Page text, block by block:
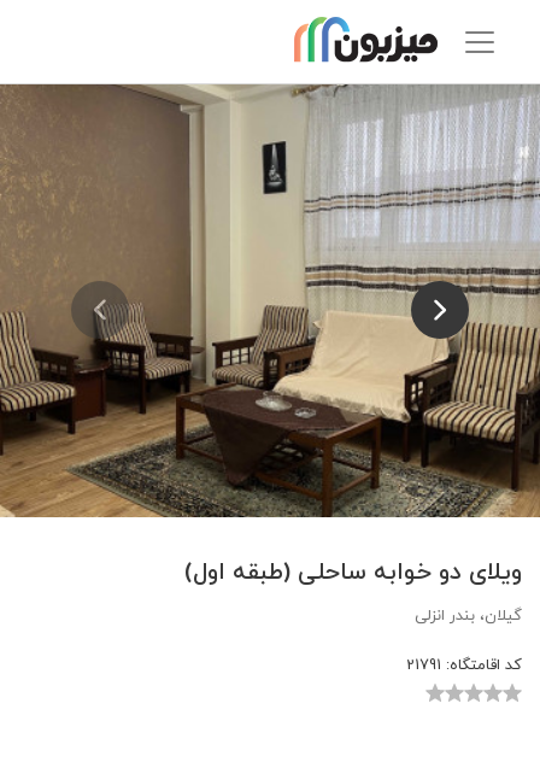
ویلای دو خوابه ساحلی (طبقه اول)
گیلان، بندر انزلی
کد اقامتگاه: